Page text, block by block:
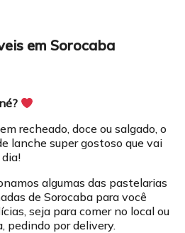
em Sorocaba
recheado, doce ou salgado, o
lanche super gostoso que vai
algumas das pastelarias
de Sorocaba para você
seja para comer no local ou
pedindo por delivery.